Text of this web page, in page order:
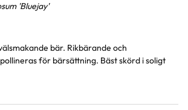
'Bluejay'
bär. Rikbärande och
för bärsättning. Bäst skörd i soligt